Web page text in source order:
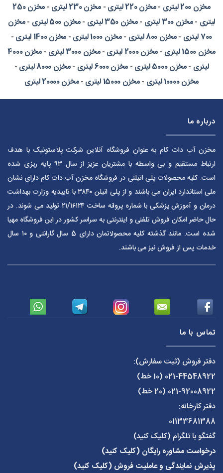
مخزن 200 لیتری
-مخزن 220 لیتری -مخزن 230 لیتری -
مخزن 250
لیتری -مخزن 300 لیتری -مخزن 350 لیتری -مخزن 500 لیتری -مخزن
700 لیتری
-مخزن 800 لیتری -مخزن 1000 لیتری -مخزن 1400 لیتری
-
مخزن 1500 لیتری
-مخزن 2000 لیتری -مخزن 3000 لیتری -
مخزن 4000
لیتری -مخزن 5000 لیتری - مخزن 6000 لیتری -مخزن 8000 لیتری
-
مخزن 10000 لیتری
-مخزن 15000 لیتری -مخزن 20000 لیتری
درباره ما
مخزن آب دات کام به عنوان فروشگاه آنلاین شرکت پلاستونیک با هدف
ارتباط مستقیم و بی واسطه با مشتریان عزیز از سال ۹۳ پایه ریزی شده
است. کلیه محصولات پلی اتیلنی در فروشگاه مخزن آب دات کام دارای نشان
ملی استاندارد ایران می باشند و از پلی اتیلن ۳۸۴۰ با تاییدیه وزارت بهداشت
درمان و آموزش پزشکی با شماره پروانه ساخت ۲۱/۱۶۱۲۴ تولید می شوند. در
حال حاضر امکان فروش تلفنی و اینترنتی به سراسر کشور در این فروشگاه مهیا
شده است. مانند گذشته کلیه محصولاتمان دارای 5 سال گارانتی و ۱۰ سال
خدمات پس از فروش نیز می باشند.
تماس با ما
دفتر فروش (ثبت سفارش):
021-44548922 (10 خط)
021-92008922 (20 خط)
دفتر کارخانه:
01133681388
گفتگو با تلگرام (کلیک کنید)
درخواست مشاوره رایگان (کلیک کنید)
پذیرش نمایندگی و عاملیت فروش (کلیک کنید)